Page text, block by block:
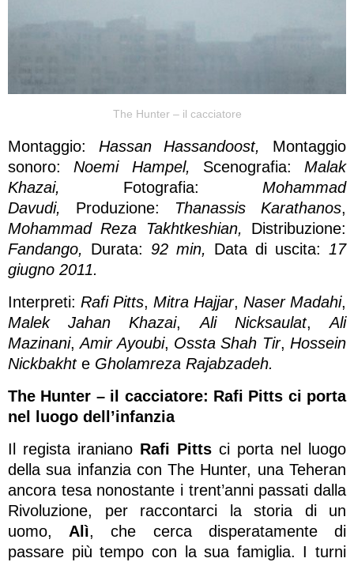
The Hunter – il cacciatore
Montaggio: Hassan Hassandoost, Montaggio
sonoro:Noemi Hampel, Scenografia: Malak
Khazai, Fotografia: Mohammad
Davudi, Produzione: Thanassis Karathanos,
Mohammad Reza Takhtkeshian, Distribuzione:
Fandango, Durata: 92 min, Data di uscita: 17
giugno 2011.
Interpreti: Rafi Pitts, Mitra Hajjar, Naser Madahi,
Malek Jahan Khazai,Ali Nicksaulat,Ali
Mazinani,Amir Ayoubi, Ossta Shah Tir,Hossein
Nickbakht e Gholamreza Rajabzadeh.
The Hunter – il cacciatore: Rafi Pitts ci porta
nel luogo dell’infanzia
Il regista iraniano Rafi Pitts ci porta nel luogo
della sua infanzia con The Hunter, una Teheran
ancora tesa nonostante i trent’anni passati dalla
Rivoluzione, per raccontarci la storia di un
uomo, Alì, che cerca disperatamente di
passare più tempo con la sua famiglia. I turni